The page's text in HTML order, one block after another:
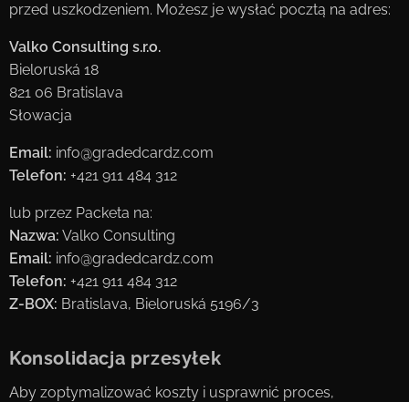
przed uszkodzeniem. Możesz je wysłać pocztą na adres:
Valko Consulting s.r.o.
Bieloruská 18
821 06 Bratislava
Słowacja
Email: info@gradedcardz.com
Telefon: +421 911 484 312
lub przez Packeta na:
Nazwa: Valko Consulting
Email: info@gradedcardz.com
Telefon: +421 911 484 312
Z-BOX: Bratislava, Bieloruská 5196/3
Konsolidacja przesyłek
Aby zoptymalizować koszty i usprawnić proces,